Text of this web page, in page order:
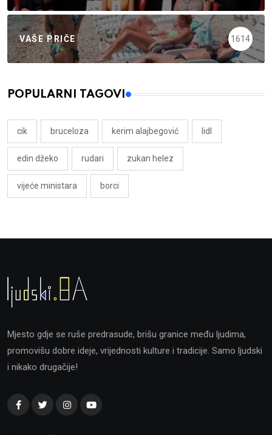
VAŠE PRIČE 1614
POPULARNI TAGOVI
cik bruceloza kerim alajbegović lidl
edin džeko rudari zukan helez
vijeće ministara borci
Mjesto gdje se ruše predrasude, brišu granice među ljudima,
promovišu dobre ideje, vrijednosti kulture i tradicije. Samo ljudski
i nikako drugačije!